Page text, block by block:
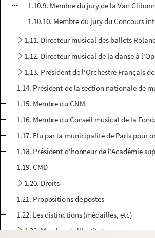
1.10.9. Membre du jury de la Van
1.10.10. Membre du jury du Concours
1.11. Directeur musical des ballets
1.12. Directeur musical de la danse à
1.13. Président de l'Orchestre Français
1.14. Président de la section nationale de
1.15. Membre du CNM
1.16. Membre du Conseil musical de la
1.17. Elu par la municipalité de Paris pour
1.18. Président d'honneur de l'Académie
1.19. CMD
1.20. Droits
1.21. Propositions de postes
1.22. Les distinctions (médailles, etc)
1.23. Membre de l'Institut